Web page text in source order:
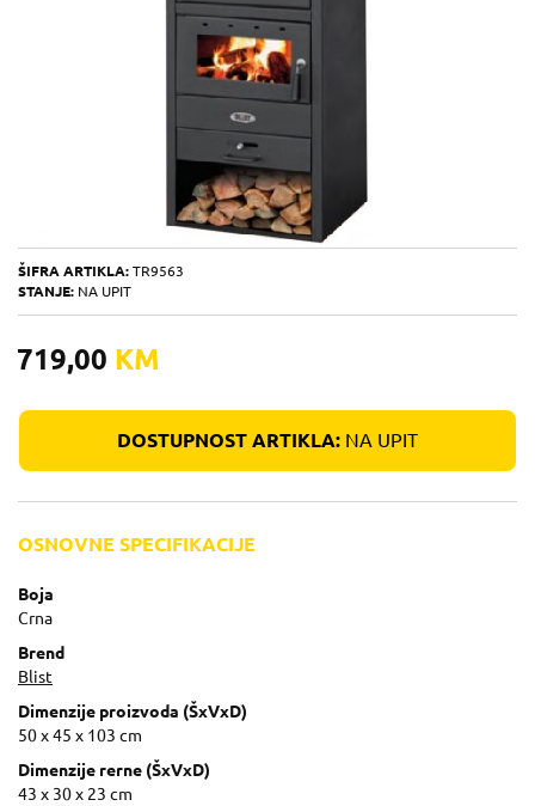
ŠIFRA ARTIKLA: TR9563
STANJE: NA UPIT
719,00 KM
DOSTUPNOST ARTIKLA: NA UPIT
OSNOVNE SPECIFIKACIJE
Boja
Crna
Brend
Blist
Dimenzije proizvoda (ŠxVxD)
50 x 45 x 103 cm
Dimenzije rerne (ŠxVxD)
43 x 30 x 23 cm